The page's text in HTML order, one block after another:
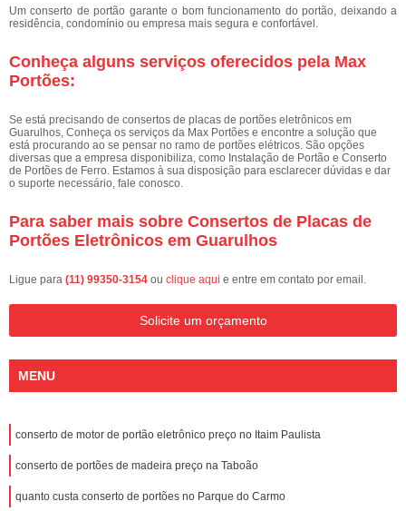
Um conserto de portão garante o bom funcionamento do portão, deixando a
residência, condomínio ou empresa mais segura e confortável.
Conheça alguns serviços oferecidos pela Max
Portões:
Se está precisando de consertos de placas de portões eletrônicos em
Guarulhos, Conheça os serviços da Max Portões e encontre a solução que
está procurando ao se pensar no ramo de portões elétricos. São opções
diversas que a empresa disponibiliza, como Instalação de Portão e Conserto
de Portões de Ferro. Estamos à sua disposição para esclarecer dúvidas e dar
o suporte necessário, fale conosco.
Para saber mais sobre Consertos de Placas de
Portões Eletrônicos em Guarulhos
Ligue para (11) 99350-3154 ou clique aqui e entre em contato por email.
Solicite um orçamento
MENU
conserto de motor de portão eletrônico preço no Itaim Paulista
conserto de portões de madeira preço na Taboão
quanto custa conserto de portões no Parque do Carmo